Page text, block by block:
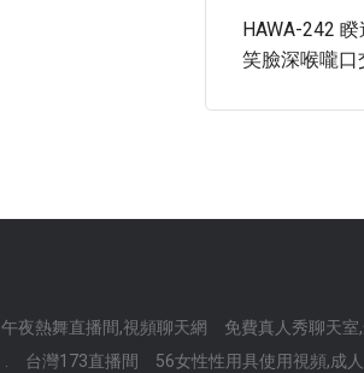
HAWA-242
笑臉深喉嚨口
午夜熱舞直播間,視頻聊天網 免費真人秀聊天室
台灣173直播間 56女性性用具使用視頻,成